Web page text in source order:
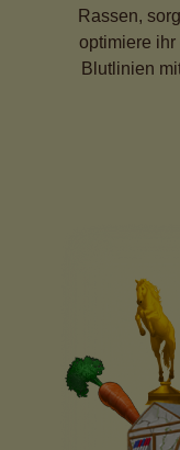
Rassen,
optimiere
Blutlinien